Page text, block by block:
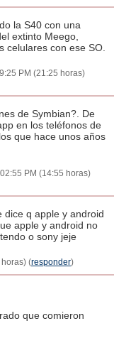
la S40 con una
extinto Meego,
celulares con ese SO.
PM (21:25 horas)
de Symbian?. De
en los teléfonos de
que hace unos años
PM (14:55 horas)
dice q apple y android
apple y android no
o sony jeje
(responder)
que comieron